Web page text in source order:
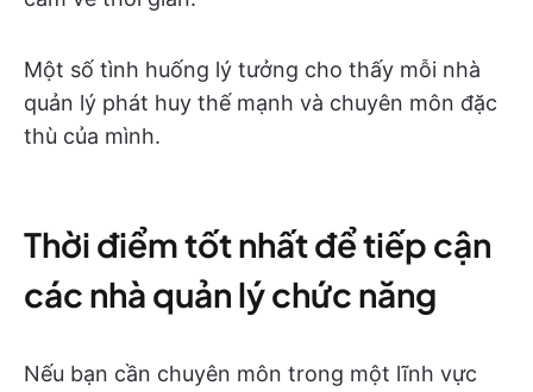
Một số tình huống lý tưởng cho thấy mỗi nhà
quản lý phát huy thế mạnh và chuyên môn đặc
thù của mình.
Thời điểm tốt nhất để tiếp cận
các nhà quản lý chức năng
Nếu bạn cần chuyên môn trong một lĩnh vực